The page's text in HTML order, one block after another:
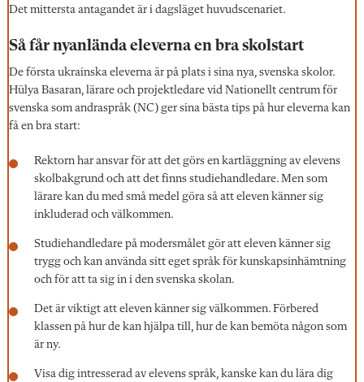
Det mittersta antagandet är i dagsläget huvudscenariet.
Så får nyanlända eleverna en bra skolstart
De första ukrainska eleverna är på plats i sina nya, svenska skolor.
Hülya Basaran, lärare och projektledare vid Nationellt centrum för
svenska som andraspråk (NC) ger sina bästa tips på hur eleverna kan
få en bra start:
Rektorn har ansvar för att det görs en kartläggning av elevens
skolbakgrund och att det finns studiehandledare. Men som
lärare kan du med små medel göra så att eleven känner sig
inkluderad och välkommen.
Studiehandledare på modersmålet gör att eleven känner sig
trygg och kan använda sitt eget språk för kunskapsinhämtning
och för att ta sig in i den svenska skolan.
Det är viktigt att eleven känner sig välkommen. Förbered
klassen på hur de kan hjälpa till, hur de kan bemöta någon som
är ny.
Visa dig intresserad av elevens språk, kanske kan du lära dig